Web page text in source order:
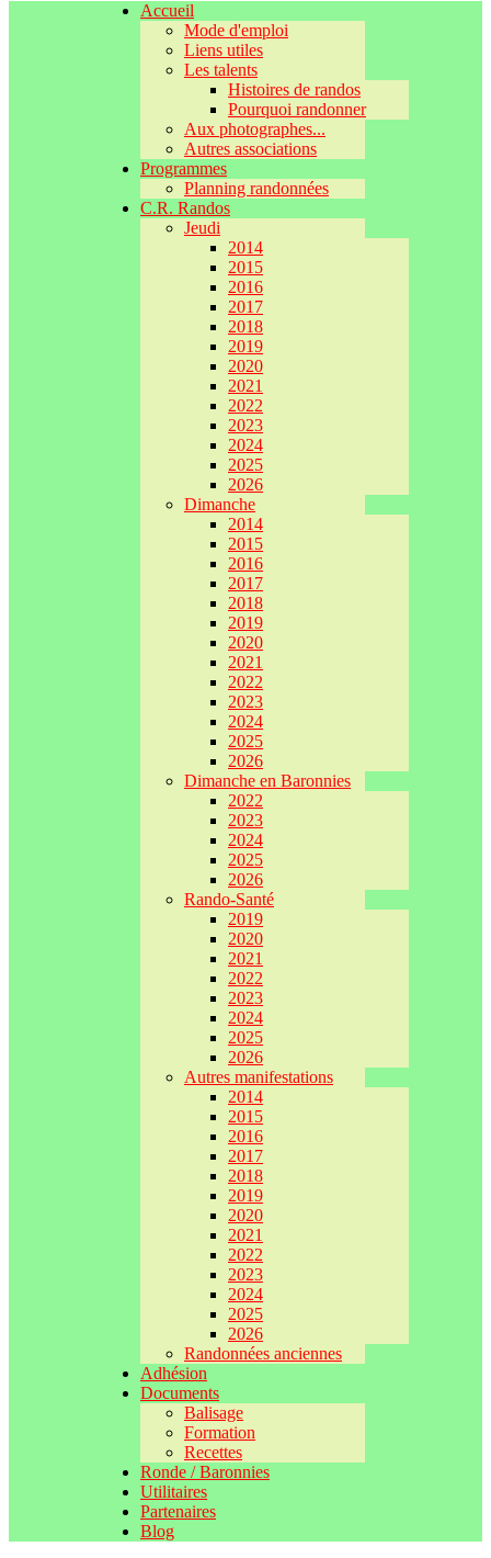
Accueil
Mode d'emploi
Liens utiles
Les talents
Histoires de randos
Pourquoi randonner
Aux photographes...
Autres associations
Programmes
Planning randonnées
C.R. Randos
Jeudi
2014
2015
2016
2017
2018
2019
2020
2021
2022
2023
2024
2025
2026
Dimanche
2014
2015
2016
2017
2018
2019
2020
2021
2022
2023
2024
2025
2026
Dimanche en Baronnies
2022
2023
2024
2025
2026
Rando-Santé
2019
2020
2021
2022
2023
2024
2025
2026
Autres manifestations
2014
2015
2016
2017
2018
2019
2020
2021
2022
2023
2024
2025
2026
Randonnées anciennes
Adhésion
Documents
Balisage
Formation
Recettes
Ronde / Baronnies
Utilitaires
Partenaires
Blog